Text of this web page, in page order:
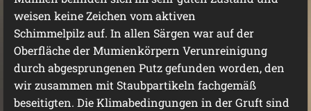
weisen keine Zeichen vom aktiven
Schimmelpilz auf. In allen Särgen war auf der
Oberfläche der Mumienkörpern Verunreinigung
durch abgesprungenen Putz gefunden worden, den
wir zusammen mit Staubpartikeln fachgemäß
beseitigten. Die Klimabedingungen in der Gruft sind